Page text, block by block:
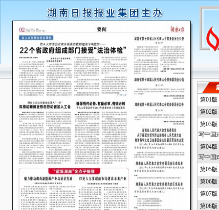
第01
第02
第03
写中国
第04
写中国
第05
第06
第07
第08